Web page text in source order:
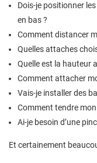
Dois-je positionner
en bas ?
Comment distancer
Quelles attaches
Quelle est la hauteur
Comment attacher
Vais-je installer des
Comment tendre
Ai-je besoin d’une
Et certainement